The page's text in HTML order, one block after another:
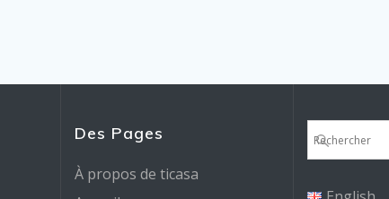
Des Pages
À propos de ticasa